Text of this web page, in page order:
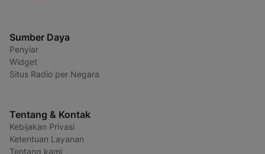
Sumber Daya
Penyiar
Widget
Situs Radio per Negara
Tentang & Kontak
Kebijakan Privasi
Ketentuan Layanan
Tentang kami